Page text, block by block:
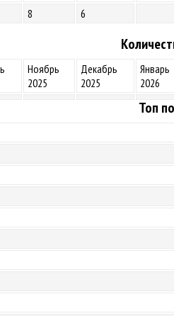
8 6
Ноябрь
2025
Декабрь
2025
Январь
2026
Топ